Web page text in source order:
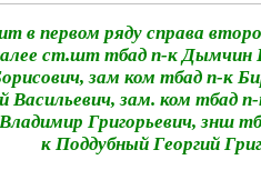
в первом ряду справа
ст.шт тбад п-к Дымчин
зам ком тбад п-к
Васильевич, зам. ком тбад
Григорьевич, знш
к Поддубный Георгий